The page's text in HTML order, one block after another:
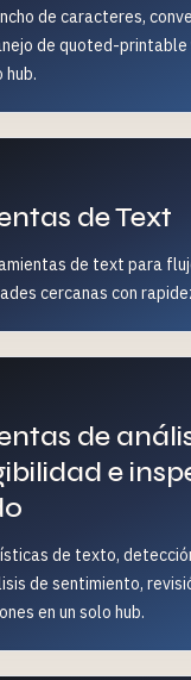
de caracteres,
de quoted-printable
hub.
de Text
de text para
cercanas con
de
e
de texto,
de sentimiento,
en un solo hub.